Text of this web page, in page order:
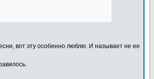
вот эту особенно люблю. И называет не ее